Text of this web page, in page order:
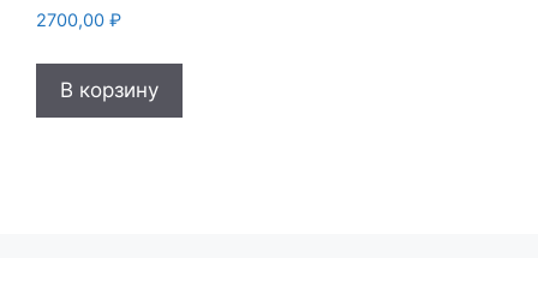
2700,00 ₽
В корзину